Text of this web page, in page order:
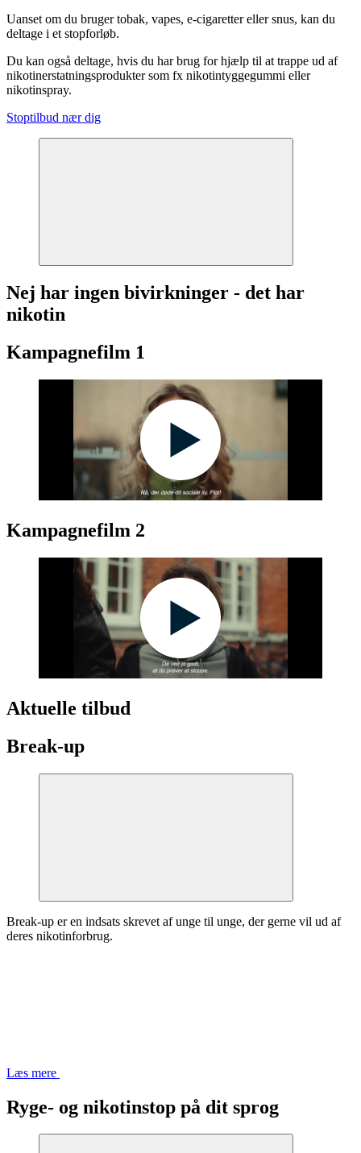
Uanset om du bruger tobak, vapes, e-cigaretter eller snus, kan du
deltage i et stopforløb.
Du kan også deltage, hvis du har brug for hjælp til at trappe ud af
nikotinerstatningsprodukter som fx nikotintyggegummi eller
nikotinspray.
Stoptilbud nær dig
Nej har ingen bivirkninger - det har
nikotin
Kampagnefilm 1
Kampagnefilm 2
Aktuelle tilbud
Break-up
Break-up er en indsats skrevet af unge til unge, der gerne vil ud af
deres nikotinforbrug.
Læs mere
Ryge- og nikotinstop på dit sprog